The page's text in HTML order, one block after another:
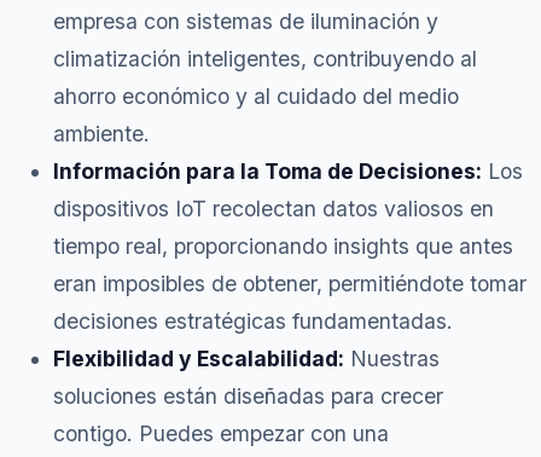
empresa con sistemas de iluminación y
climatización inteligentes, contribuyendo al
ahorro económico y al cuidado del medio
ambiente.
Información para la Toma de Decisiones: Los
dispositivos IoT recolectan datos valiosos en
tiempo real, proporcionando insights que antes
eran imposibles de obtener, permitiéndote tomar
decisiones estratégicas fundamentadas.
Flexibilidad y Escalabilidad: Nuestras
soluciones están diseñadas para crecer
contigo. Puedes empezar con una